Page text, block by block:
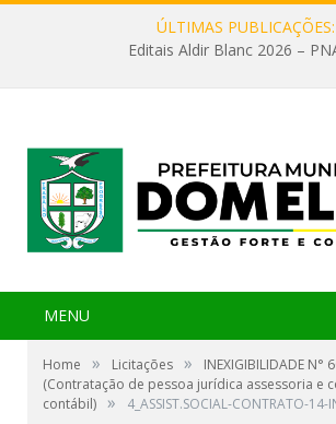
ÚLTIMAS PUBLICAÇÕES:
Editais Aldir Blanc 2026 –
MENU
Home » Licitações »
INEXIGIBILIDADE N°
(Contratação de pessoa jurídica assessoria e
contábil) » 4_ASSIST.SOCIAL-CONTRATO-14-